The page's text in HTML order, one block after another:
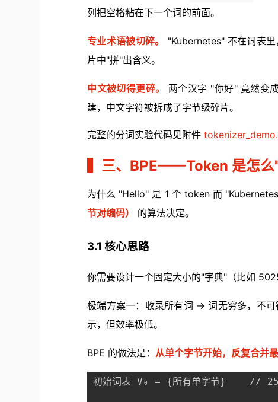
列把空格粘在下一个词的前面。
专业术语被切碎。
"Kubernetes" 不在词表
片中"拼"出含义。
中文被切得更碎。
两个汉字 "你好" 竟然变
建，中文字符被拆成了字节级碎片。
完整的分词实验代码见附件
三、BPE——Token 是怎么
为什么 "Hello" 是 1 个 token 而
节对编码）
的算法决定。
3.1 核心思路
你需要设计一个固定大小的"字典"（比如
极端方案一：收录所有词 → 词无穷多，不
示，但效率极低。
BPE 的做法是： 从单个字节开始，反复合并
初始词表 V₀ = {所有单字节}    //